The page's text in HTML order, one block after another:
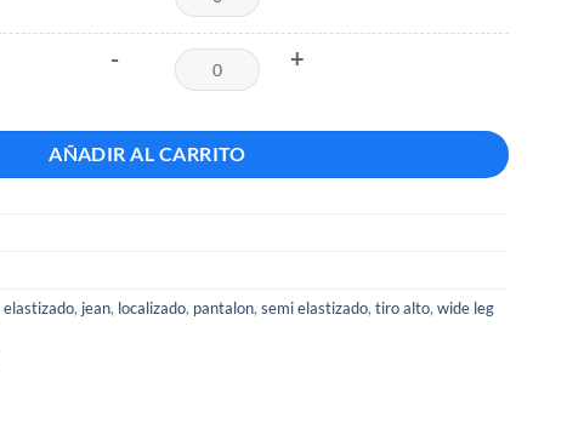
- +
AÑADIR AL CARRITO
elastizado, jean, localizado, pantalon, semi elastizado, tiro alto, wide leg